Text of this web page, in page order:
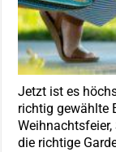
Jetzt ist es
richtig gewählte
die richtige